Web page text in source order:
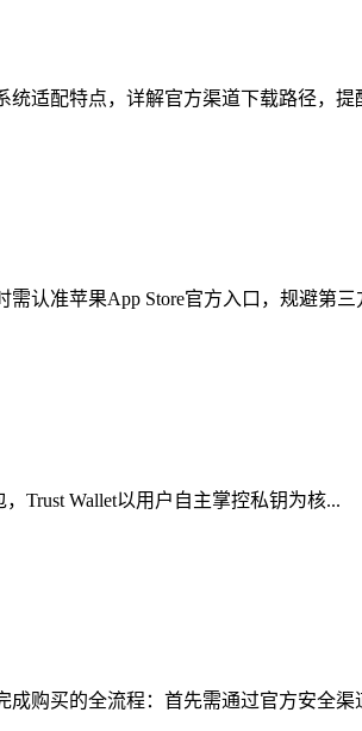
适配特点，详解官方渠道下载路径，提
认准苹果App Store官方入口，规避第三
Trust Wallet以用户自主掌控私钥为核...
购买的全流程：首先需通过官方安全渠